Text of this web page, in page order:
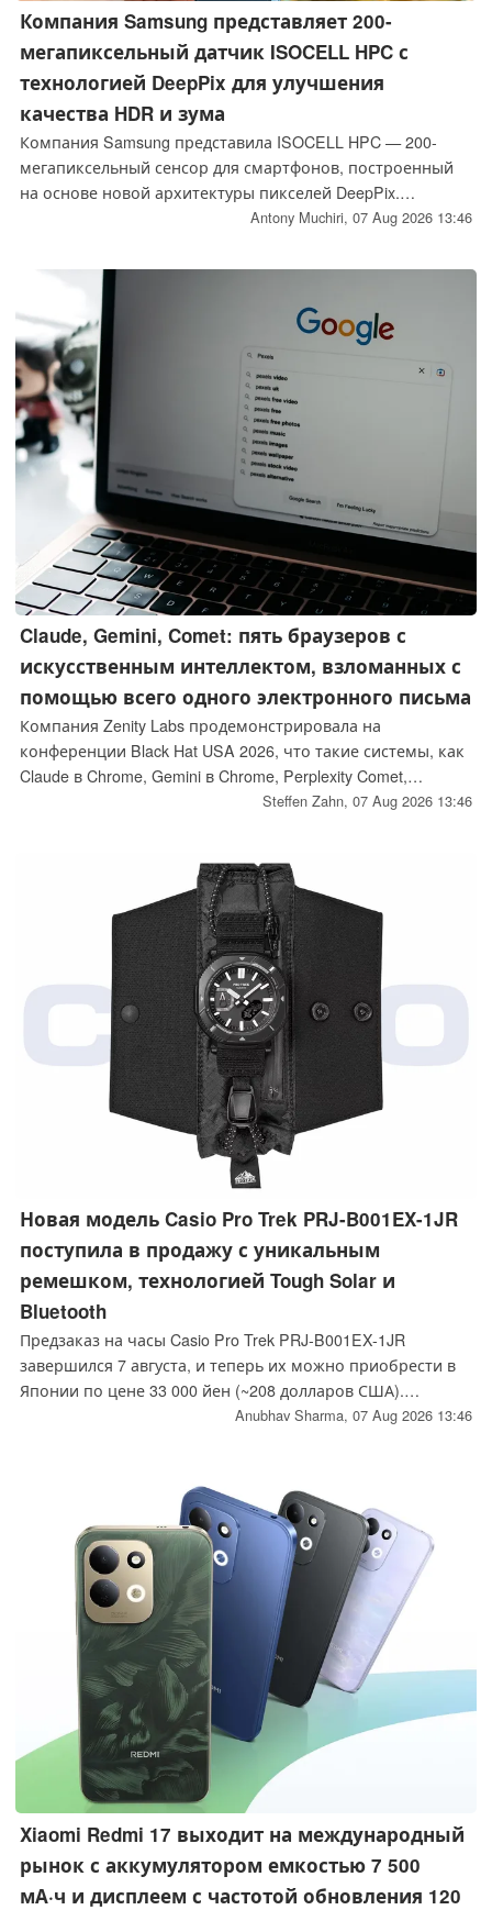
Компания Samsung представляет 200-
мегапиксельный датчик ISOCELL HPC с
технологией DeepPix для улучшения
качества HDR и зума
Компания Samsung представила ISOCELL HPC — 200-
мегапиксельный сенсор для смартфонов, построенный
на основе новой архитектуры пикселей DeepPix.
Технология DeepPix увеличивает полную ёмкость
сравнению с предыдущим поколением, что позволяет
улучшить качество HDR, съёмки при слабом освещении
и стабильность изображения при зумировании.
Antony Muchiri, 07 Aug 2026 13:46
Claude, Gemini, Comet: пять браузеров с
искусственным интеллектом, взломанных с
помощью всего одного электронного письма
Компания Zenity Labs продемонстрировала на
конференции Black Hat USA 2026, что такие системы, как
Claude в Chrome, Gemini в Chrome, Perplexity Comet,
ChatGPT Atlas и Copilot Edge, могут быть использованы
письма, приглашения в календаре или ссылки под
постом в социальной сети, при этом жертва даже не
нажимает ни на что. Ниже описано, как именно
осуществлялись эти атаки и как обеспечить
безопасность вашего агента.
Steffen Zahn, 07 Aug 2026 13:46
Новая модель Casio Pro Trek PRJ-B001EX-1JR
поступила в продажу с уникальным
ремешком, технологией Tough Solar и
Bluetooth
Предзаказ на часы Casio Pro Trek PRJ-B001EX-1JR
завершился 7 августа, и теперь их можно приобрести в
Японии по цене 33 000 йен (~208 долларов США).
Двусторонний ремешок расстегивается на молнию,
10 бар, система Tough Solar, синхронизация
местоположения по Bluetooth.
Anubhav Sharma, 07 Aug 2026 13:46
Xiaomi Redmi 17 выходит на международный
рынок с аккумулятором емкостью 7 500
мА·ч и дисплеем с частотой обновления 120